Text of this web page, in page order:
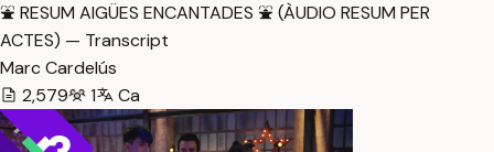
⛲️ RESUM AIGÜES ENCANTADES ⛲️ (ÀUDIO RESUM PER
ACTES) — Transcript
Marc Cardelús
2,579
1 Ca